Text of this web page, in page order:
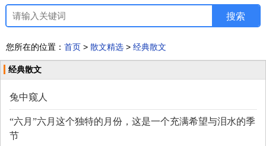
您所在的位置： 首页 > 散文精选 > 经典散文
经典散文
兔中窥人
“六月”六月这个独特的月份，这是一个充满希望与泪水的季
节